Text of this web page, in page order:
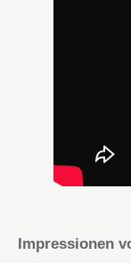
Impressionen